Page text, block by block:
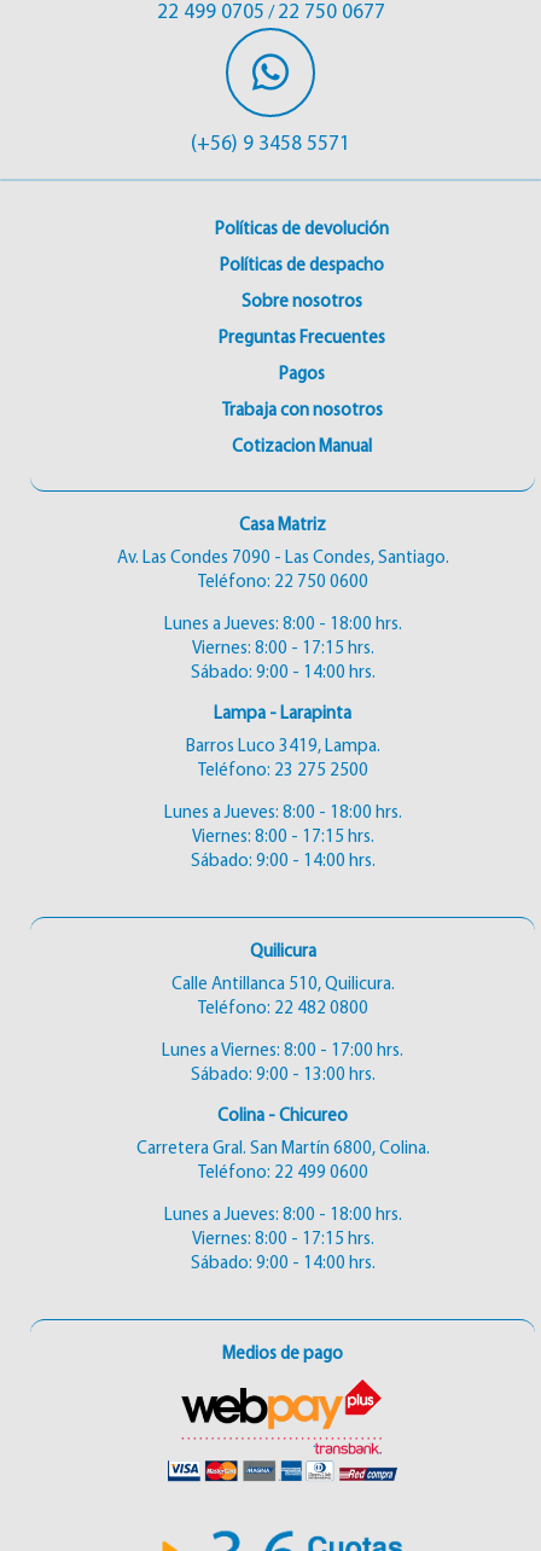
22 499 0705 / 22 750 0677
(+56) 9 3458 5571
Políticas de devolución
Políticas de despacho
Sobre nosotros
Preguntas Frecuentes
Pagos
Trabaja con nosotros
Cotizacion Manual
Casa Matriz
Av. Las Condes 7090 - Las Condes, Santiago.
Teléfono: 22 750 0600
Lunes a Jueves: 8:00 - 18:00 hrs.
Viernes: 8:00 - 17:15 hrs.
Sábado: 9:00 - 14:00 hrs.
Lampa - Larapinta
Barros Luco 3419, Lampa.
Teléfono: 23 275 2500
Lunes a Jueves: 8:00 - 18:00 hrs.
Viernes: 8:00 - 17:15 hrs.
Sábado: 9:00 - 14:00 hrs.
Quilicura
Calle Antillanca 510, Quilicura.
Teléfono: 22 482 0800
Lunes a Viernes: 8:00 - 17:00 hrs.
Sábado: 9:00 - 13:00 hrs.
Colina - Chicureo
Carretera Gral. San Martín 6800, Colina.
Teléfono: 22 499 0600
Lunes a Jueves: 8:00 - 18:00 hrs.
Viernes: 8:00 - 17:15 hrs.
Sábado: 9:00 - 14:00 hrs.
Medios de pago